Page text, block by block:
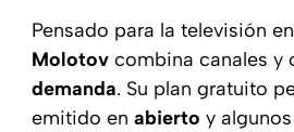
Pensado para la televisión
Molotov combina canales y
demanda. Su plan gratuito
emitido en abierto y